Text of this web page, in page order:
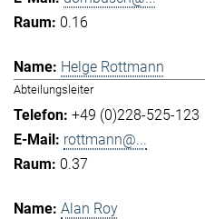
0.16
Helge Rottmann
Abteilungsleiter
+49 (0)228-525-123
rottmann@...
0.37
Alan Roy